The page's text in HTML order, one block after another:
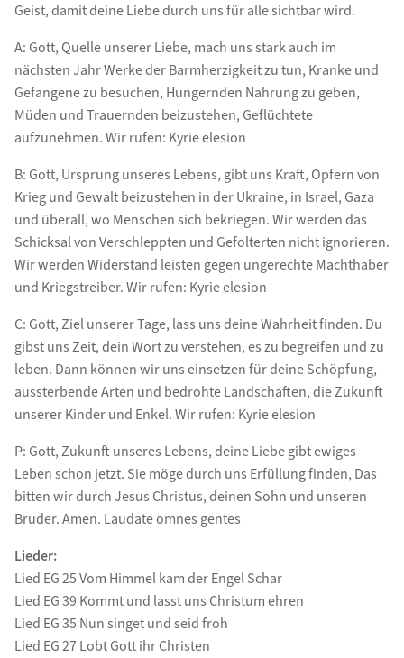
Geist, damit deine Liebe durch uns für alle sichtbar wird.
A: Gott, Quelle unserer Liebe, mach uns stark auch im
nächsten Jahr Werke der Barmherzigkeit zu tun, Kranke und
Gefangene zu besuchen, Hungernden Nahrung zu geben,
Müden und Trauernden beizustehen, Geflüchtete
aufzunehmen. Wir rufen: Kyrie elesion
B: Gott, Ursprung unseres Lebens, gibt uns Kraft, Opfern von
Krieg und Gewalt beizustehen in der Ukraine, in Israel, Gaza
und überall, wo Menschen sich bekriegen. Wir werden das
Schicksal von Verschleppten und Gefolterten nicht ignorieren.
Wir werden Widerstand leisten gegen ungerechte Machthaber
und Kriegstreiber. Wir rufen: Kyrie elesion
C: Gott, Ziel unserer Tage, lass uns deine Wahrheit finden. Du
gibst uns Zeit, dein Wort zu verstehen, es zu begreifen und zu
leben. Dann können wir uns einsetzen für deine Schöpfung,
aussterbende Arten und bedrohte Landschaften, die Zukunft
unserer Kinder und Enkel. Wir rufen: Kyrie elesion
P: Gott, Zukunft unseres Lebens, deine Liebe gibt ewiges
Leben schon jetzt. Sie möge durch uns Erfüllung finden, Das
bitten wir durch Jesus Christus, deinen Sohn und unseren
Bruder. Amen. Laudate omnes gentes
Lieder:
Lied EG 25 Vom Himmel kam der Engel Schar
Lied EG 39 Kommt und lasst uns Christum ehren
Lied EG 35 Nun singet und seid froh
Lied EG 27 Lobt Gott ihr Christen